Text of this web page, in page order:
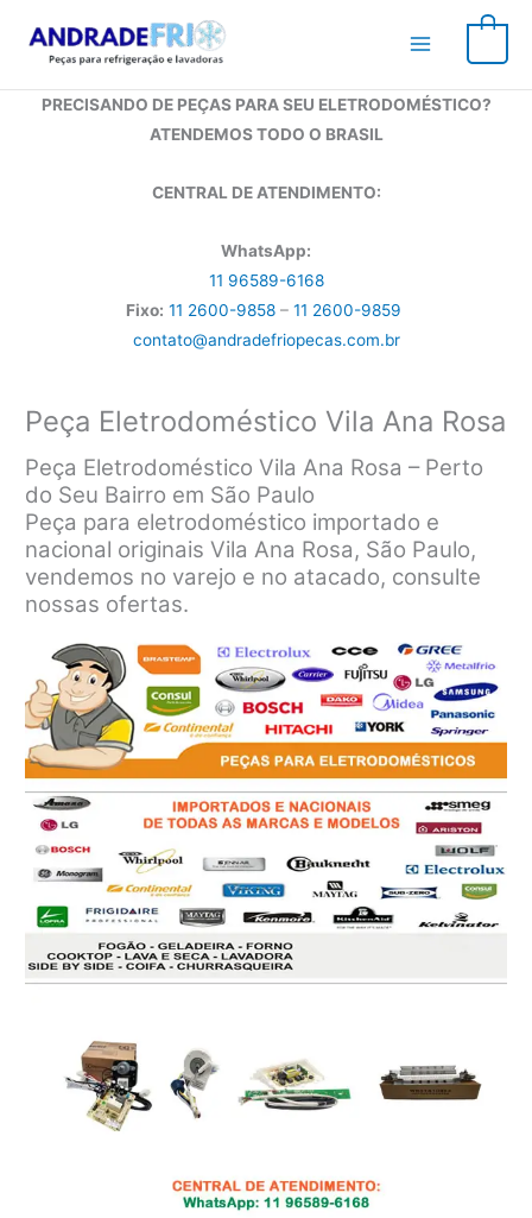
para
conteúdo
PRECISANDO DE PEÇAS PARA SEU ELETRODOMÉSTICO?
ATENDEMOS TODO O BRASIL
CENTRAL DE ATENDIMENTO:
WhatsApp:
11 96589-6168
Fixo: 11 2600-9858 – 11 2600-9859
contato@andradefriopecas.com.br
Peça Eletrodoméstico Vila Ana Rosa
Peça Eletrodoméstico Vila Ana Rosa – Perto
do Seu Bairro em São Paulo
Peça para eletrodoméstico importado e
nacional originais Vila Ana Rosa, São Paulo,
vendemos no varejo e no atacado, consulte
nossas ofertas.